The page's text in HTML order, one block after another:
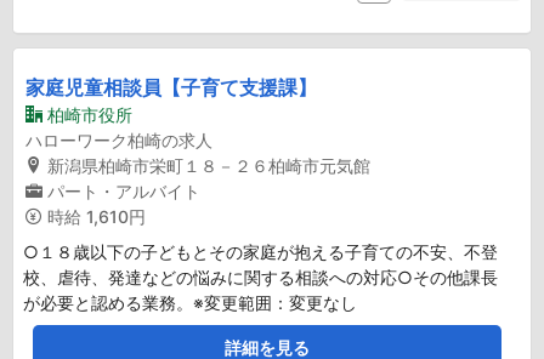
家庭児童相談員【子育て支援課】
柏崎市役所
ハローワーク柏崎の求人
新潟県柏崎市栄町１８－２６柏崎市元気館
パート・アルバイト
時給 1,610円
○１８歳以下の子どもとその家庭が抱える子育ての不安、不登
校、虐待、発達などの悩みに関する相談への対応○その他課長
が必要と認める業務。※変更範囲：変更なし
詳細を見る